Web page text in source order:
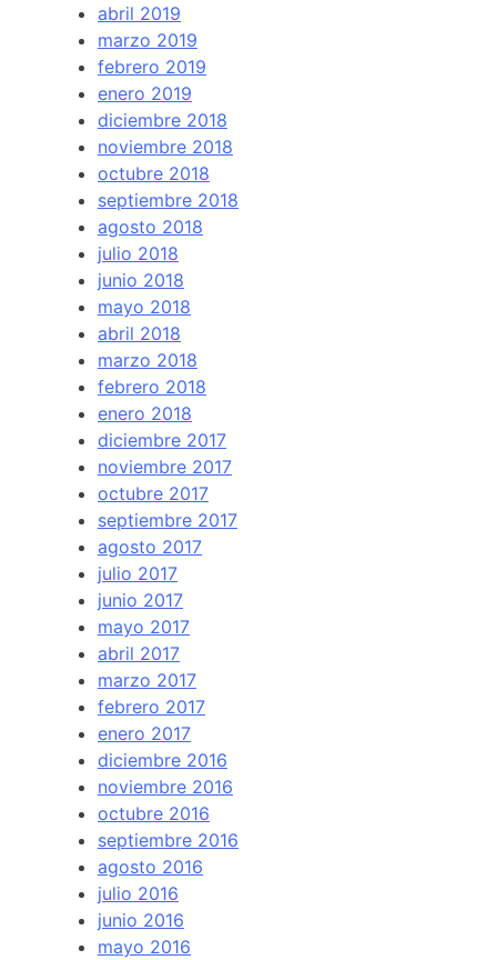
abril 2019
marzo 2019
febrero 2019
enero 2019
diciembre 2018
noviembre 2018
octubre 2018
septiembre 2018
agosto 2018
julio 2018
junio 2018
mayo 2018
abril 2018
marzo 2018
febrero 2018
enero 2018
diciembre 2017
noviembre 2017
octubre 2017
septiembre 2017
agosto 2017
julio 2017
junio 2017
mayo 2017
abril 2017
marzo 2017
febrero 2017
enero 2017
diciembre 2016
noviembre 2016
octubre 2016
septiembre 2016
agosto 2016
julio 2016
junio 2016
mayo 2016